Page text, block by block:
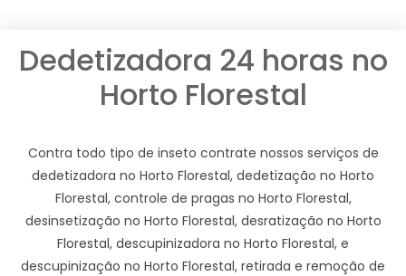
Dedetizadora 24 horas no
Horto Florestal
Contra todo tipo de inseto contrate nossos serviços de
dedetizadora no Horto Florestal, dedetização no Horto
Florestal, controle de pragas no Horto Florestal,
desinsetização no Horto Florestal, desratização no Horto
Florestal, descupinizadora no Horto Florestal, e
descupinização no Horto Florestal, retirada e remoção de